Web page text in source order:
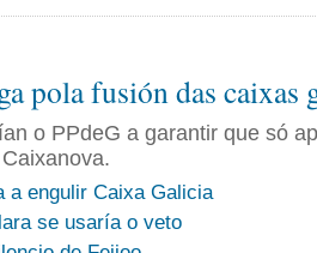
pola fusión das caixas
o PPdeG a garantir que só
a engulir Caixa Galicia
se usaría o veto